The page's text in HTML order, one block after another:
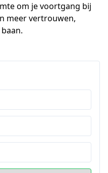
om je voortgang bij
meer vertrouwen,